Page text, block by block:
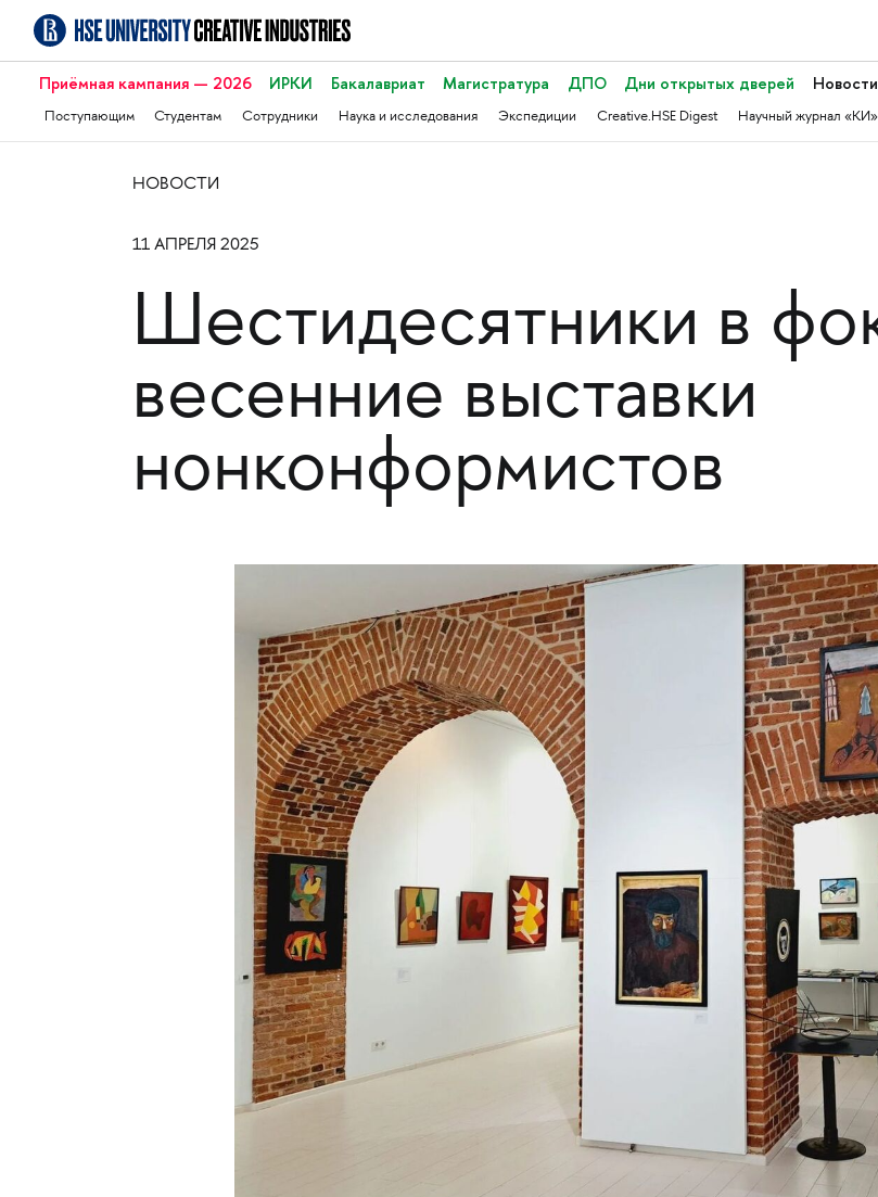
Приёмная кампания — 2026 ИРКИ Бакалавриат Магистратура ДПО Дни открытых дверей Новости
Поступающим Студентам Сотрудники Наука и исследования Экспедиции Creative.HSE Digest Научный журнал «КИ»
НОВОСТИ
11 АПРЕЛЯ 2025
Шестидесятники в
весенние выставки
нонконформистов